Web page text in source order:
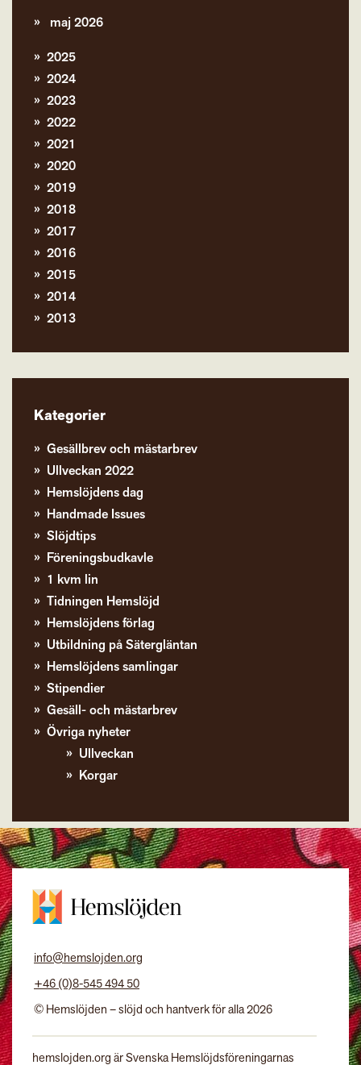
maj 2026
2025
2024
2023
2022
2021
2020
2019
2018
2017
2016
2015
2014
2013
Kategorier
Gesällbrev och mästarbrev
Ullveckan 2022
Hemslöjdens dag
Handmade Issues
Slöjdtips
Föreningsbudkavle
1 kvm lin
Tidningen Hemslöjd
Hemslöjdens förlag
Utbildning på Sätergläntan
Hemslöjdens samlingar
Stipendier
Gesäll- och mästarbrev
Övriga nyheter
Ullveckan
Korgar
info@hemslojden.org
+46 (0)8-545 494 50
© Hemslöjden – slöjd och hantverk för alla 2026
hemslojden.org är Svenska Hemslöjdsföreningarnas